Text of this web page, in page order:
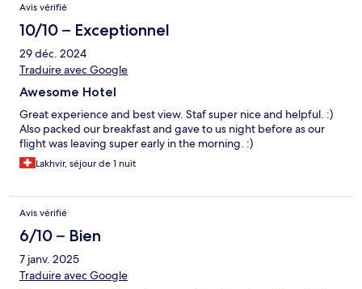
Avis vérifié
10/10 – Exceptionnel
29 déc. 2024
Traduire avec Google
Awesome Hotel
Great experience and best view. Staf super nice and helpful. :)
Also packed our breakfast and gave to us night before as our
flight was leaving super early in the morning. :)
Lakhvir, séjour de 1 nuit
Avis vérifié
6/10 – Bien
7 janv. 2025
Traduire avec Google